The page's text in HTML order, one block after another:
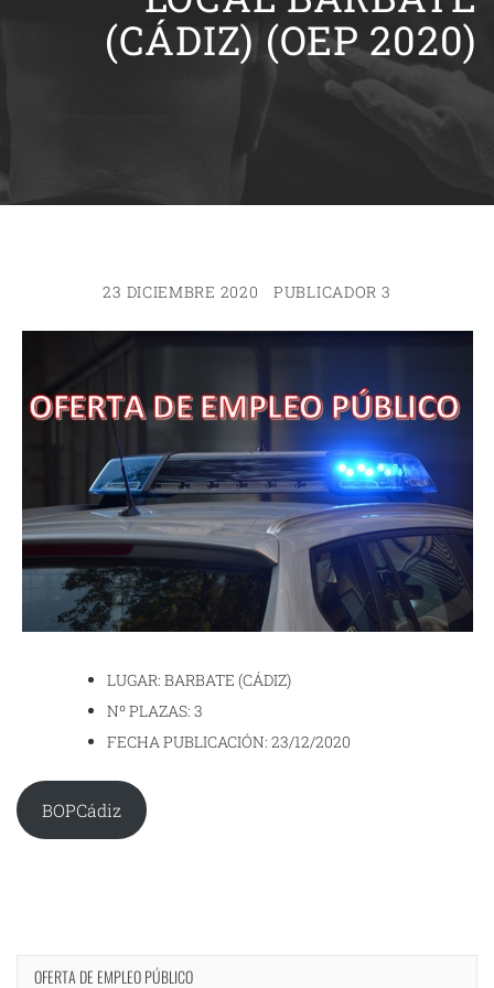
(CÁDIZ) (OEP 2020)
23 DICIEMBRE 2020 PUBLICADOR 3
LUGAR: BARBATE (CÁDIZ)
Nº PLAZAS: 3
FECHA PUBLICACIÓN: 23/12/2020
BOPCádiz
OFERTA DE EMPLEO PÚBLICO